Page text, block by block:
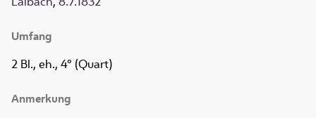
Umfang
2 Bl., eh., 4° (Quart)
Anmerkung